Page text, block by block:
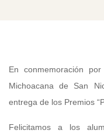
En conmemoración
Michoacana de San
entrega de los Premios
Felicitamos a los